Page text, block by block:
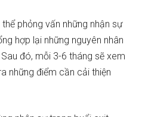
phỏng vấn những nhận sự
hợp lại những nguyên nhân
đó, mỗi 3-6 tháng sẽ xem
những điểm cần cải thiện